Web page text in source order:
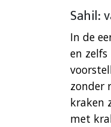
Sahil:
In de
en
zonder
kraken
met